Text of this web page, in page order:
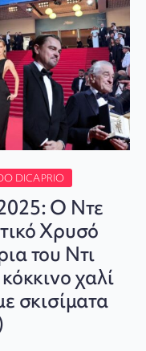
DICAPRIO
Ο Ντε
Χρυσό
του Ντι
χαλί
σκισίματα